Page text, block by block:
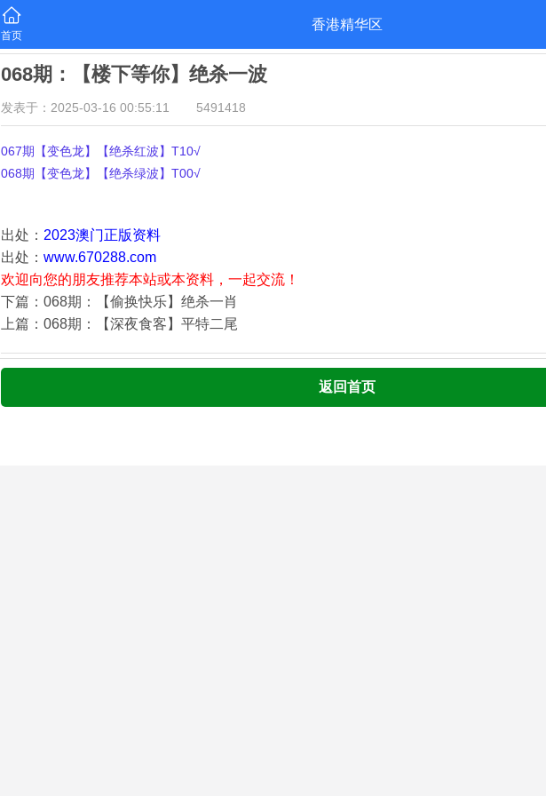
首页
香港精华区
068期：【楼下等你】绝杀一波
发表于：2025-03-16 00:55:11 5491418
067期【变色龙】【绝杀红波】T10√
068期【变色龙】【绝杀绿波】T00√
出处： 2023澳门正版资料
出处： www.670288.com
欢迎向您的朋友推荐本站或本资料，一起交流！
下篇：068期：【偷换快乐】绝杀一肖
上篇：068期：【深夜食客】平特二尾
返回首页